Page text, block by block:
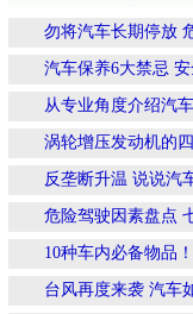
勿将汽车长期停放
汽车保养6大禁忌
从专业角度介绍汽
涡轮增压发动机的
反垄断升温 说说汽
危险驾驶因素盘点
10种车内必备物品
台风再度来袭 汽车